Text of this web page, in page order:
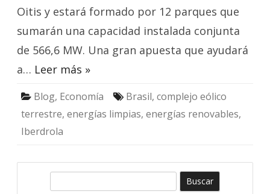
Oitis y estará formado por 12 parques que
sumarán una capacidad instalada conjunta
de 566,6 MW. Una gran apuesta que ayudará
a… Leer más »
Blog, Economía Brasil, complejo eólico
terrestre, energías limpias, energías renovables,
Iberdrola